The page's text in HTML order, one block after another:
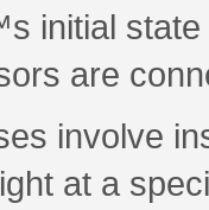
initial state
are
involve
at a